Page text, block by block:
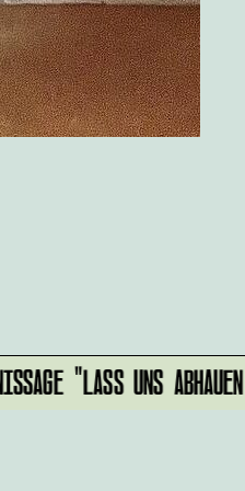
"LASS UNS ABHAUEN!"